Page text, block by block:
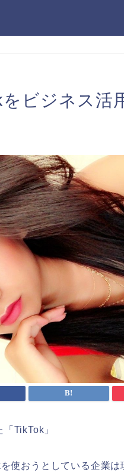
をビジネス活
TikTok」
使おうとしている企業は